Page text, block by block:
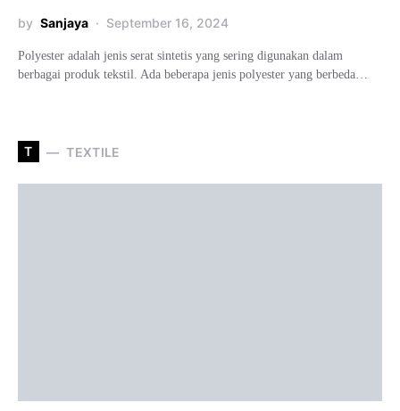
by Sanjaya September 16, 2024
Polyester adalah jenis serat sintetis yang sering digunakan dalam
berbagai produk tekstil. Ada beberapa jenis polyester yang berbeda…
T TEXTILE